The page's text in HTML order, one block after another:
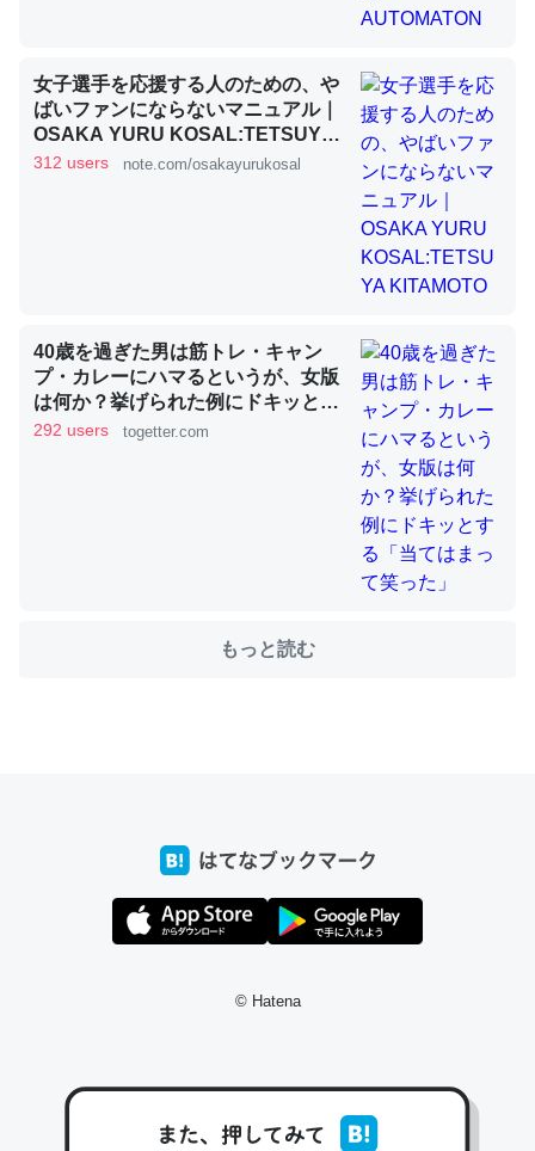
これを元に考えるとカルシウムを大量に使う脊椎動物と貝
類は苦労してるんだな…。腹足類だと殻を無くしてナメク
─ニュース :: 【研究発表】昆虫学の大問題＝「昆虫はなぜ海にいな
ウチもEchoを実家に置いて４年。でたまに覗いてる。ぼ
ちぼちRingも置こうかと画策中。あと、Googleマップで
位置情報を共有してる。電池残量や充電中かが分かるので
─たまにLINEするくらいだった遠方の父67歳と僕。ITツール導入で
コミュニケーションが劇的に変化した｜tayorini by LIFULL介護
─たまにLINEするくらいだった遠方の父67歳と僕。ITツール導入で
コミュニケーションが劇的に変化した｜tayorini by LIFULL介護
私も3年前ぐらいに祖母の家に設置した。ポケットWifiみ
https://toyoshi.hatenablog.com/entry/2019/05/15/1805
女子選手を応援する人のための、や
ばいファンにならないマニュアル｜
OSAKA YURU KOSAL:TETSUYA
KITAMOTO
312 users note.com/osakayurukosal
40歳を過ぎた男は筋トレ・キャン
プ・カレーにハマるというが、女版
は何か？挙げられた例にドキッとす
る「当てはまって笑った」
292 users togetter.com
もっと読む
© Hatena